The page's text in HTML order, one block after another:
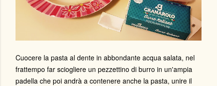
Cuocere la pasta al dente in abbondante acqua salata, nel
frattempo far sciogliere un pezzettino di burro in un'ampia
padella che poi andrà a contenere anche la pasta, unire il